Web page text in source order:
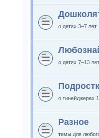
о детях 3–7 лет
о детях 7–13 лет
о тинейджерах
Разное
темы для